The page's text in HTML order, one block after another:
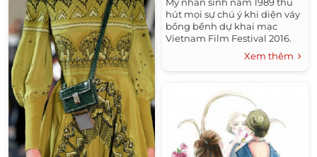
hút mọi sự chú ý khi diện váy
bồng bềnh dự khai mạc
Vietnam Film Festival 2016.
Xem thêm